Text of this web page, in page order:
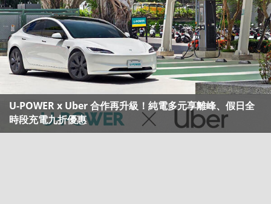
U-POWER x Uber 合作再升級！純電多元享離峰、假日全
時段充電九折優惠